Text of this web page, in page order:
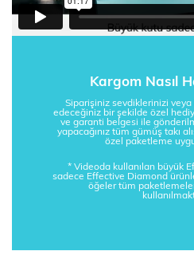
Kargom Nasıl
Siparişiniz sevdiklerinizi
edeceğiniz bir şekilde özel
ve garanti belgesi ile
yapacağınız tüm gümüş takı
özel paketleme
* Videoda kullanılan büyük
sadece Effective Diamond
öğeler tüm